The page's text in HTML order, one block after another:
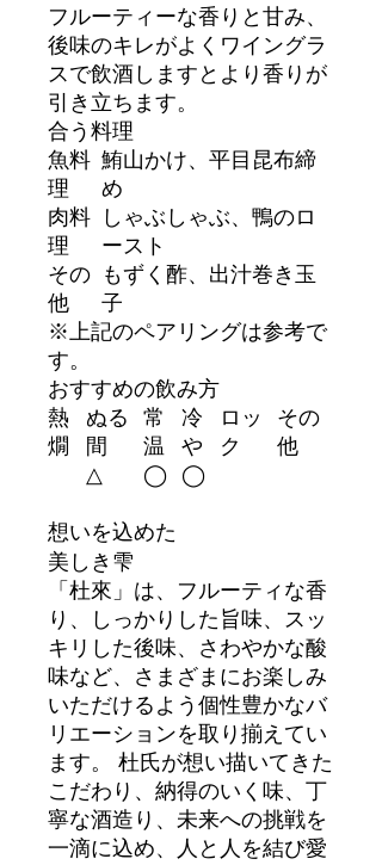
フルーティーな香りと甘み、
後味のキレがよくワイングラ
スで飲酒しますとより香りが
引き立ちます。
合う料理
魚料
理
鮪山かけ、平目昆布締
め
肉料
理
しゃぶしゃぶ、鴨のロ
ースト
その
他
もずく酢、出汁巻き玉
子
※上記のペアリングは参考で
す。
おすすめの飲み方
熱
燗
ぬる
間
常
温
冷
や
ロッ
ク
その
他
△
◯ ◯
想いを込めた
美しき雫
「杜來」は、フルーティな香
り、しっかりした旨味、スッ
キリした後味、さわやかな酸
味など、さまざまにお楽しみ
いただけるよう個性豊かなバ
リエーションを取り揃えてい
ます。 杜氏が想い描いてきた
こだわり、納得のいく味、丁
寧な酒造り、未来への挑戦を
一滴に込め、人と人を結び愛